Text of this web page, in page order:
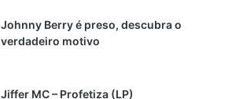
Johnny Berry é preso, descubra o
verdadeiro motivo
Jiffer MC – Profetiza (LP)